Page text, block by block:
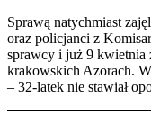
Sprawą natychmiast
oraz policjanci z
sprawcy i już 9 kwietnia
krakowskich Azorach.
– 32-latek nie stawiał